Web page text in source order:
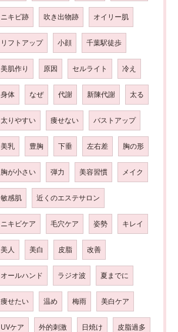
ニキビ跡 吹き出物跡 オイリー肌
リフトアップ 小顔 千葉駅徒歩
美肌作り 原因 セルライト 冷え
身体 なぜ 代謝 新陳代謝 太る
太りやすい 痩せない バストアップ
美乳 豊胸 下垂 左右差 胸の形
胸が小さい 弾力 美容習慣 メイク
敏感肌 近くのエステサロン
ニキビケア 毛穴ケア 姿勢 キレイ
美人 美白 皮脂 改善
オールハンド ラジオ波 夏までに
痩せたい 温め 梅雨 美白ケア
UVケア 外的刺激 日焼け 皮脂過多